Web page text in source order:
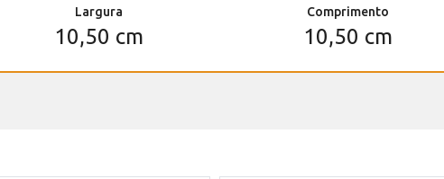
Largura
10,50 cm
Comprimento
10,50 cm